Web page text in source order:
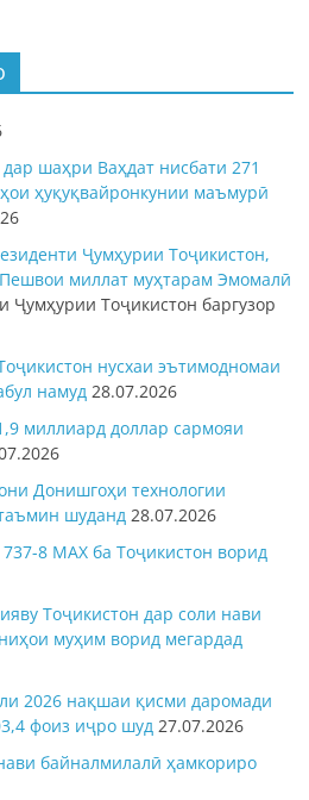
шаҳри Ваҳдат нисбати 271
ҳуқуқвайронкунии маъмурӣ
Ҷумҳурии Тоҷикистон,
миллат муҳтарам Эмомалӣ
Ҷумҳурии Тоҷикистон баргузор
нусхаи эътимодномаи
намуд 28.07.2026
миллиард доллар сармояи
Донишгоҳи технологии
шуданд 28.07.2026
8 MAX ба Тоҷикистон ворид
Тоҷикистон дар соли нави
муҳим ворид мегардад
2026 нақшаи қисми даромади
фоиз иҷро шуд 27.07.2026
байналмилалӣ ҳамкориро